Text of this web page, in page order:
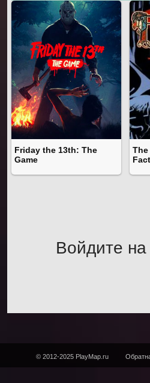
Friday the 13th: The
Game
The
Войдите на
© 2012-2025 PlayMap.ru